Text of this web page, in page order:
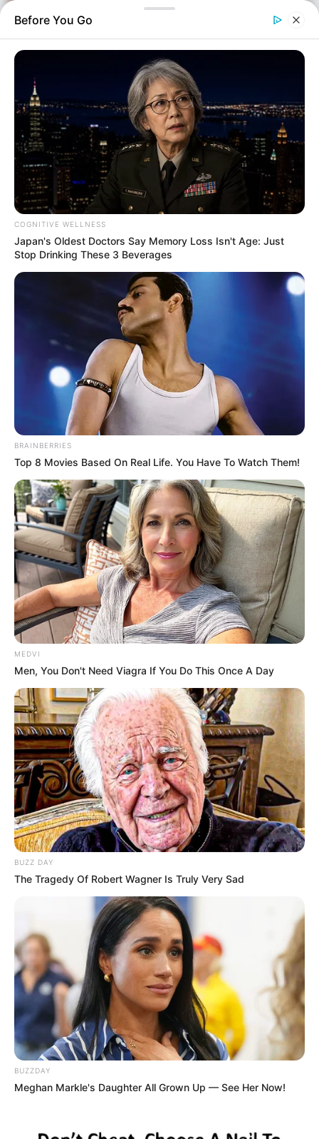
Before You Go
COGNITIVE WELLNESS
Japan's Oldest Doctors Say Memory Loss Isn't Age: Just
Stop Drinking These 3 Beverages
BRAINBERRIES
Top 8 Movies Based On Real Life. You Have To Watch Them!
MEDVI
Men, You Don't Need Viagra If You Do This Once A Day
BUZZ DAY
The Tragedy Of Robert Wagner Is Truly Very Sad
BUZZDAY
Meghan Markle's Daughter All Grown Up — See Her Now!